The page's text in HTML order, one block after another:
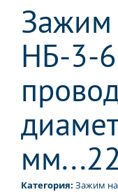
Зажим
НБ-3-
Категория: Зажим